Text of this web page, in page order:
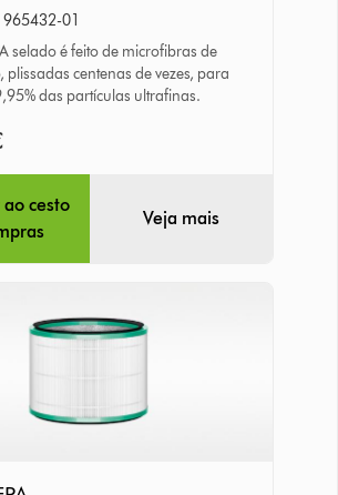
965432-01
selado é feito de microfibras de
plissadas centenas de vezes, para
das partículas ultrafinas.
cesto
Veja mais